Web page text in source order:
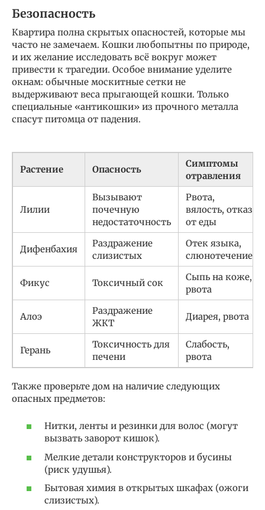
Безопасность
Квартира полна скрытых опасностей, которые мы
часто не замечаем. Кошки любопытны по природе,
и их желание исследовать всё вокруг может
привести к трагедии. Особое внимание уделите
окнам: обычные москитные сетки не
выдерживают веса прыгающей кошки. Только
специальные «антикошки» из прочного металла
спасут питомца от падения.
Растение Опасность
Симптомы
отравления
Лилии
Вызывают
почечную
недостаточность
Рвота,
вялость, отказ
от еды
Дифенбахия
Раздражение
слизистых
Отек языка,
слюнотечение
Фикус Токсичный сок
Сыпь на коже,
рвота
Алоэ
Раздражение
ЖКТ
Диарея, рвота
Герань
Токсичность для
печени
Слабость,
рвота
Также проверьте дом на наличие следующих
опасных предметов:
Нитки, ленты и резинки для волос (могут
вызвать заворот кишок).
Мелкие детали конструкторов и бусины
(риск удушья).
Бытовая химия в открытых шкафах (ожоги
слизистых).